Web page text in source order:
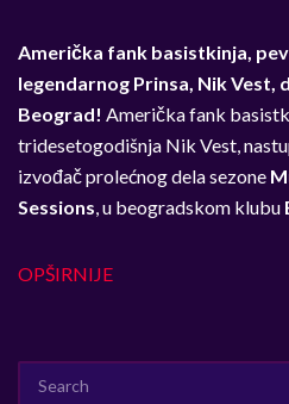
Američka fank basistkinja,
legendarnog Prinsa, Nik Vest,
Beograd! Američka fank
tridesetogodišnja Nik Vest,
izvođač prolećnog dela sezone
Sessions, u beogradskom klubu
OPŠIRNIJE
FOR: